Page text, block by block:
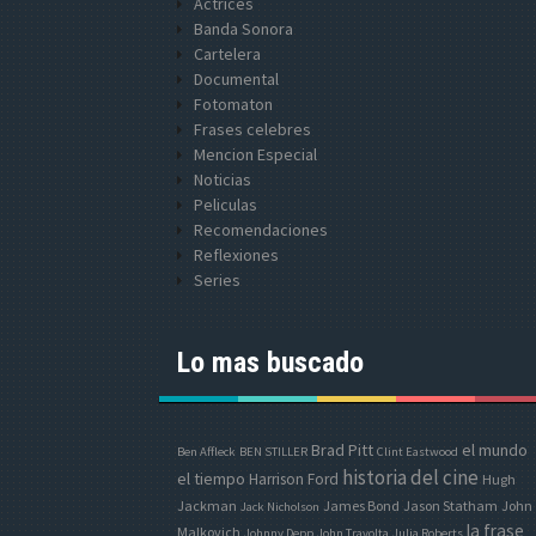
Banda Sonora
Cartelera
Documental
Fotomaton
Frases celebres
Mencion Especial
Noticias
Peliculas
Recomendaciones
Reflexiones
Series
Lo mas buscado
Ben Affleck BEN STILLER Brad Pitt Clint Eastwood el mundo
el tiempo Harrison Ford historia del cine Hugh
Jackman Jack Nicholson James Bond Jason Statham John
Malkovich
la frase